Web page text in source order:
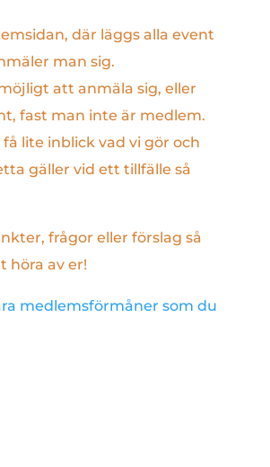
där läggs alla event
man sig.
att anmäla sig, eller
fast man inte är medlem.
lite inblick vad vi gör och
gäller vid ett tillfälle så
frågor eller förslag så
höra av er!
medlemsförmåner som du